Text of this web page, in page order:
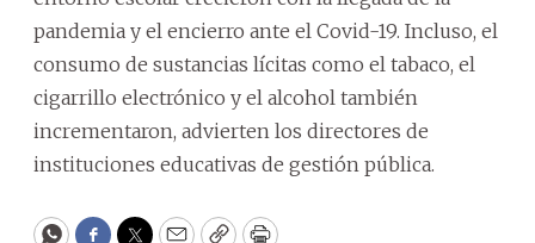
pandemia y el encierro ante el Covid-19. Incluso, el
consumo de sustancias lícitas como el tabaco, el
cigarrillo electrónico y el alcohol también
incrementaron, advierten los directores de
instituciones educativas de gestión pública.